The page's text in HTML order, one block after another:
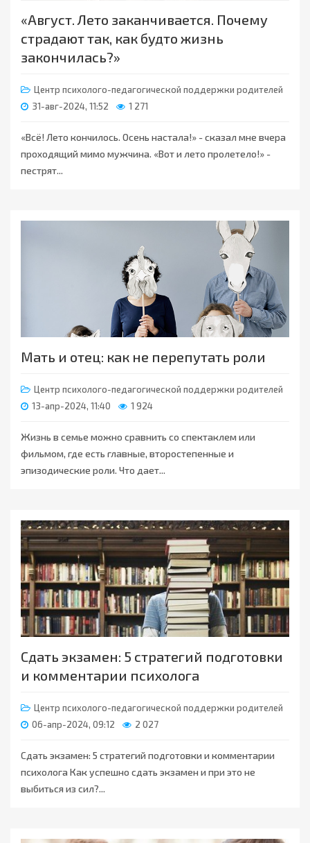
«Август. Лето заканчивается. Почему
страдают так, как будто жизнь
закончилась?»
Центр психолого-педагогической поддержки родителей
31-авг-2024, 11:52
1 271
«Всё! Лето кончилось. Осень настала!» - сказал мне вчера
проходящий мимо мужчина. «Вот и лето пролетело!» -
пестрят...
Мать и отец: как не перепутать роли
Центр психолого-педагогической поддержки родителей
13-апр-2024, 11:40
1 924
Жизнь в семье можно сравнить со спектаклем или
фильмом, где есть главные, второстепенные и
эпизодические роли. Что дает...
Сдать экзамен: 5 стратегий подготовки
и комментарии психолога
Центр психолого-педагогической поддержки родителей
06-апр-2024, 09:12
2 027
Сдать экзамен: 5 стратегий подготовки и комментарии
психолога Как успешно сдать экзамен и при это не
выбиться из сил?...